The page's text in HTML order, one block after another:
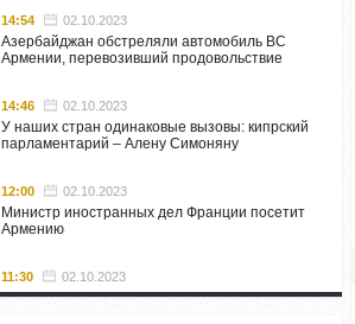
14:54 02.10.2023
Азербайджан обстреляли автомобиль ВС
Армении, перевозивший продовольствие
14:46 02.10.2023
У наших стран одинаковые вызовы: кипрский
парламентарий – Алену Симоняну
12:00 02.10.2023
Министр иностранных дел Франции посетит
Армению
11:30 02.10.2023
Самвел Шахраманян и группа ответственных